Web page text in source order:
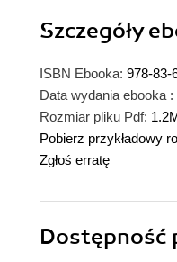
Szczegóły
ISBN Ebooka: 978-83-
Data wydania ebooka :
Rozmiar pliku Pdf:
Pobierz przykładowy
Zgłoś erratę
Dostępność